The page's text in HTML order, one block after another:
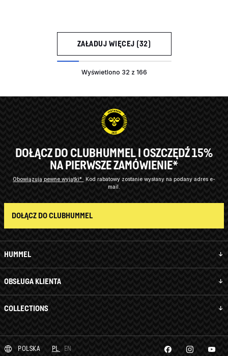
ZAŁADUJ WIĘCEJ (32)
Wyświetlono 32 z 166
HUMMEL
OBSŁUGA KLIENTA
COLLECTIONS
DOŁĄCZ DO CLUBHUMMEL I OSZCZĘDŹ 15%
NA PIERWSZE ZAMÓWIENIE*
Obowiązują pewne wyjątki* Kod rabatowy zostanie wysłany na podany adres e-
mail.
DOŁĄCZ DO CLUBHUMMEL
POLSKA PL EN